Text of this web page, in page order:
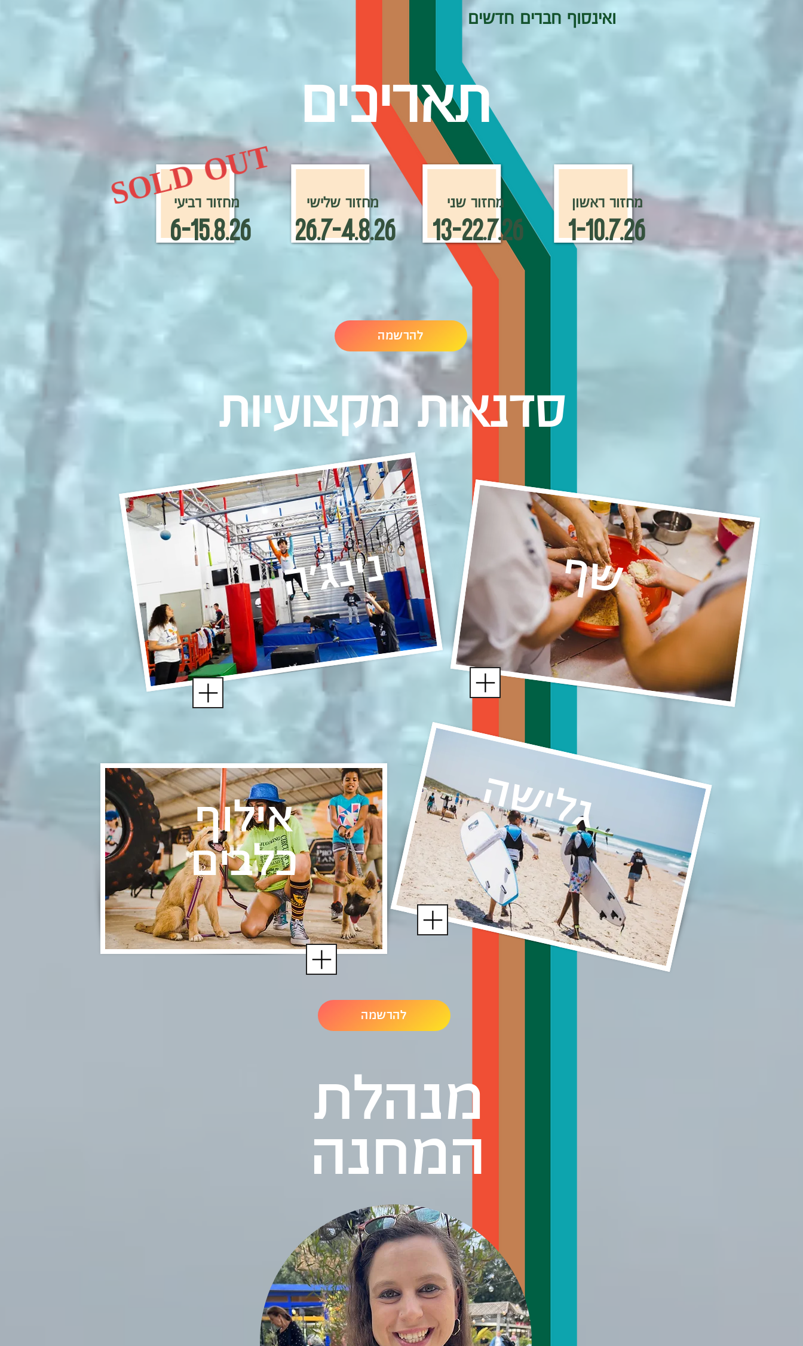
אילוף
כלבים
שף
ואינסוף חברים חדשים
גלישה
מנהלת
המחנה
26.7-4.8.26
מחזור רביעי
1-10.7.26
נינג׳ה
6-15.8.26
מחזור שלישי
13-22.7.26
מחזור שני מחזור ראשון
תאריכים
להרשמה
להרשמה
SOLD OUT